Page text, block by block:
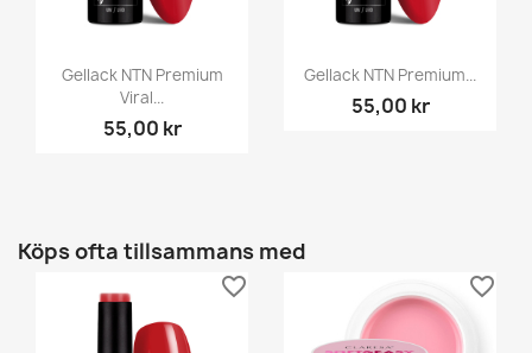
Gellack NTN Premium
Viral...
55,00 kr
Gellack NTN Premium...
55,00 kr
Köps ofta tillsammans med
favorite_border favorite_border